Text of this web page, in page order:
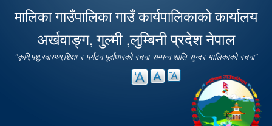
मालिका गाउँपालिका गाउँ कार्यपालिकाको कार्यालय
अर्खवाङ्ग, गुल्मी ,लुम्बिनी प्रदेश नेपाल
"कृषि,पशु,स्वास्थ्य,शिक्षा र पर्यटन पूर्वाधारको रचना सम्पन्न शालि सुन्दर मालिकाको रचना"